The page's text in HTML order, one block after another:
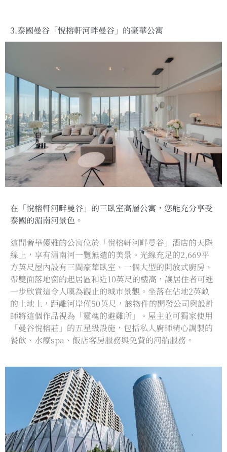
3.泰國曼谷「悅榕軒河畔曼谷」的豪華公寓
在「悅榕軒河畔曼谷」的三臥室高層公寓，您能充分享受
泰國的湄南河景色。
這間奢華優雅的公寓位於「悅榕軒河畔曼谷」酒店的天際
線上，享有湄南河一覽無遺的美景。光線充足的2,669平
方英尺屋內設有三間豪華臥室、一個大型的開放式廚房、
帶雙面落地窗的起居區和近10英尺的樓高，讓居住者可進
一步欣賞這令人嘆為觀止的城市景觀。坐落在佔地2英畝
的土地上，距離河岸僅50英尺，該物件的開發公司與設計
師將這個作品視為「靈魂的避難所」。屋主並可獨家使用
「曼谷悅榕莊」的五星級設施，包括私人廚師精心調製的
餐飲、水療spa、飯店客房服務與免費的河船服務。